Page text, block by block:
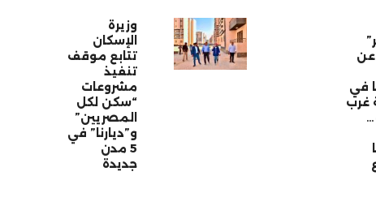
في
غرب
وزيرة
الإسكان
تتابع موقف
تنفيذ
مشروعات
“سكن لكل
المصريين”
و”ديارنا” في
5 مدن
جديدة